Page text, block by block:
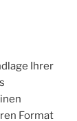
Ihrer
Format